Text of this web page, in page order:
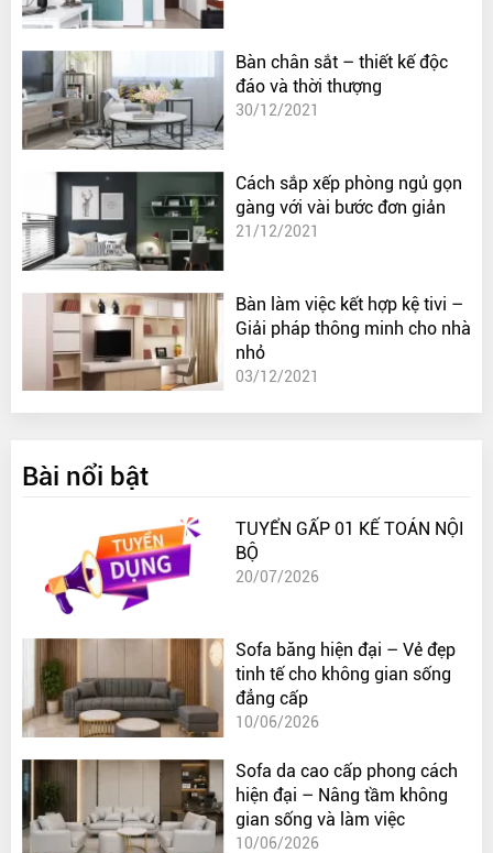
Bàn chân sắt – thiết kế độc
đáo và thời thượng
30/12/2021
Cách sắp xếp phòng ngủ gọn
gàng với vài bước đơn giản
21/12/2021
Bàn làm việc kết hợp kệ tivi –
Giải pháp thông minh cho nhà
nhỏ
03/12/2021
Bài nổi bật
TUYỂN GẤP 01 KẾ TOÁN NỘI
BỘ
20/07/2026
Sofa băng hiện đại – Vẻ đẹp
tinh tế cho không gian sống
đẳng cấp
10/06/2026
Sofa da cao cấp phong cách
hiện đại – Nâng tầm không
gian sống và làm việc
10/06/2026